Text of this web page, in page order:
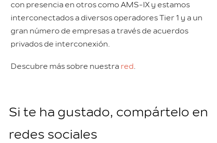
con presencia en otros como AMS-IX y estamos
interconectados a diversos operadores Tier 1 y a un
gran número de empresas a través de acuerdos
privados de interconexión.
Descubre más sobre nuestra red
Si te ha gustado, compártelo en
redes sociales